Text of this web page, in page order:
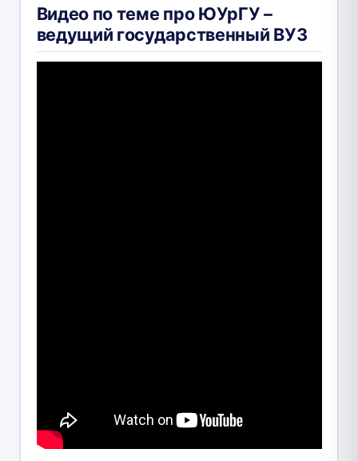
Видео по теме про ЮУрГУ –
ведущий государственный ВУЗ